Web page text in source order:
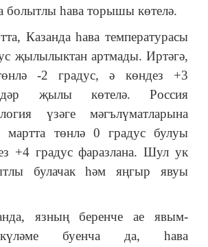
болытлы һава торышы көтелә.
Казанда һава температурасы
җылылыктан артмады. Иртәгә,
-2 градус, ә көндез +3
җылы көтелә. Россия
үзәге мәгълүматларына
мартта төнлә 0 градус булуы
+4 градус фаразлана. Шул ук
булачак һәм яңгыр явуы
язның беренче ае явым-
буенча да, һава